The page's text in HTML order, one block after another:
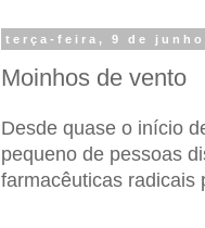
terça-feira, 9 de junho
Moinhos de vento
Desde quase o início
pequeno de pessoas
farmacêuticas radicais